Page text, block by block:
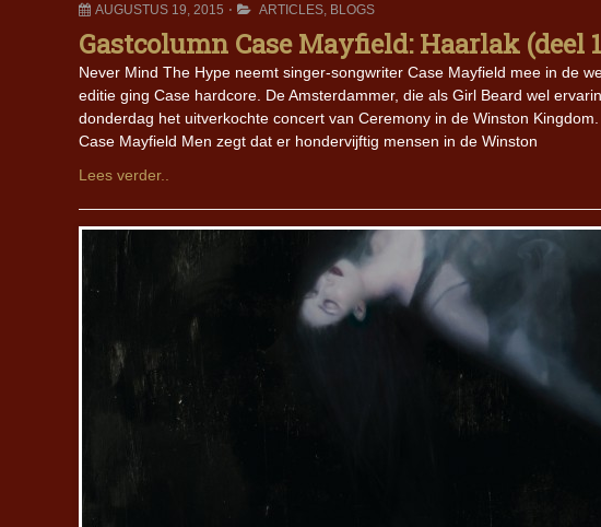
AUGUSTUS 19, 2015 ARTICLES, BLOGS
Gastcolumn Case Mayfield: Haarlak (deel
Never Mind The Hype neemt singer-songwriter Case Mayfield mee in de
editie ging Case hardcore. De Amsterdammer, die als Girl Beard wel
donderdag het uitverkochte concert van Ceremony in de Winston
Case Mayfield Men zegt dat er hondervijftig mensen in de Winston
Lees verder..